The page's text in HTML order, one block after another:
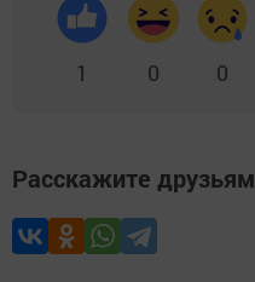
1 0 0
Расскажите друзьям